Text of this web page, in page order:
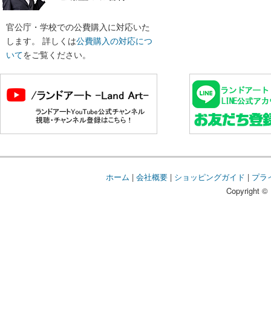
官公庁・学校での公費購入に対応いた
します。 詳しくは公費購入の対応につ
いてをご覧ください。
ホーム | 会社概要| ショッピングガイド | プラ
Copyright ©